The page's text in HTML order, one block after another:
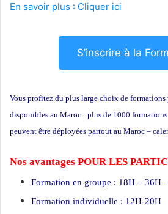
En savoir plus : Cliquer ici
S’inscrire à la
Vous profitez du plus large choix de
disponibles au Maroc : plus de 1000
peuvent être déployées partout au Maroc –
Nos avantages POUR LES
Formation en groupe : 18H – 36H
Formation individuelle : 12H-20H